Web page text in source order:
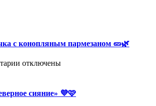
с конопляным пармезаном 🥒🌿
к
кабачка
отключены
сияние» 💜🩷